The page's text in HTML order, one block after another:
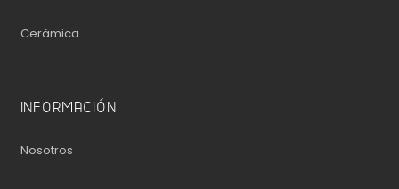
Cerámica
INFORMACIÓN
Nosotros